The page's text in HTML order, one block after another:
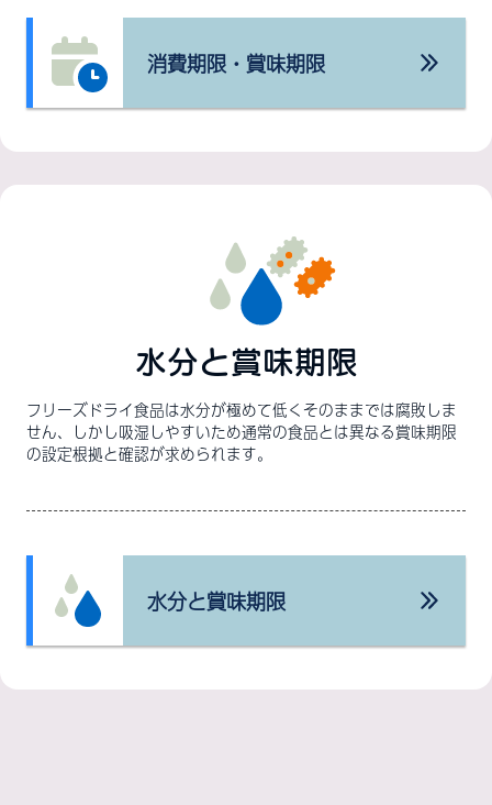
消費期限・賞味期限
水分と賞味期限
フリーズドライ食品は水分が極めて低くそのままでは腐敗しま
せん、しかし吸湿しやすいため通常の食品とは異なる賞味期限
の設定根拠と確認が求められます。
水分と賞味期限